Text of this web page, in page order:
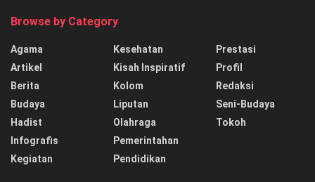
Browse by Category
Agama
Artikel
Berita
Budaya
Hadist
Infografis
Kegiatan
Kesehatan
Kisah Inspiratif
Kolom
Liputan
Olahraga
Pemerintahan
Pendidikan
Prestasi
Profil
Redaksi
Seni-Budaya
Tokoh